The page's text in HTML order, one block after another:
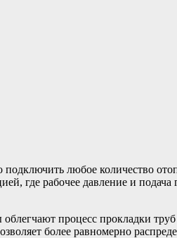
любое количество
где рабочее давление и подача
процесс прокладки
более равномерно